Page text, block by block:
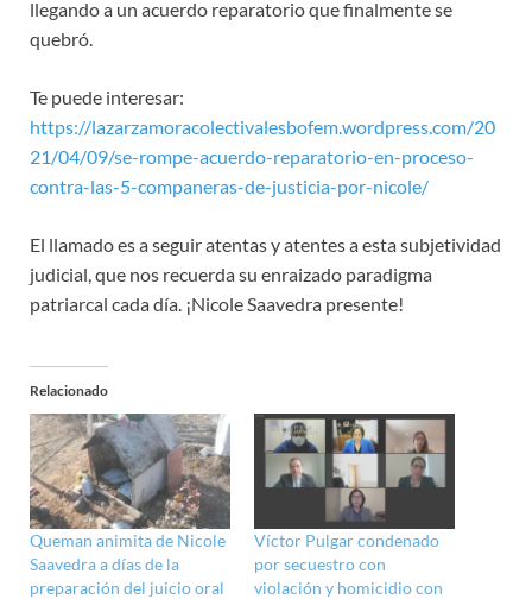
llegando a un acuerdo reparatorio que finalmente se
quebró.
Te puede interesar:
https://lazarzamoracolectivalesbofem.wordpress.com/20
21/04/09/se-rompe-acuerdo-reparatorio-en-proceso-
contra-las-5-companeras-de-justicia-por-nicole/
El llamado es a seguir atentas y atentes a esta subjetividad
judicial, que nos recuerda su enraizado paradigma
patriarcal cada día. ¡Nicole Saavedra presente!
Relacionado
Queman animita de Nicole
Saavedra a días de la
preparación del juicio oral
Víctor Pulgar condenado
por secuestro con
violación y homicidio con